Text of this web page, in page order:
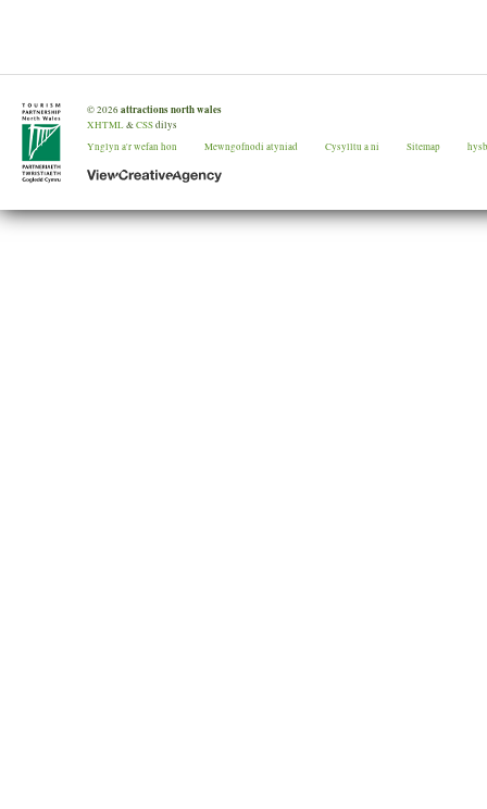
©2026 attractions north wales
XHTML&CSSdilys
Ynglyn a'r wefan hon
Mewngofnodi atyniad Cysylltu a ni Sitemap